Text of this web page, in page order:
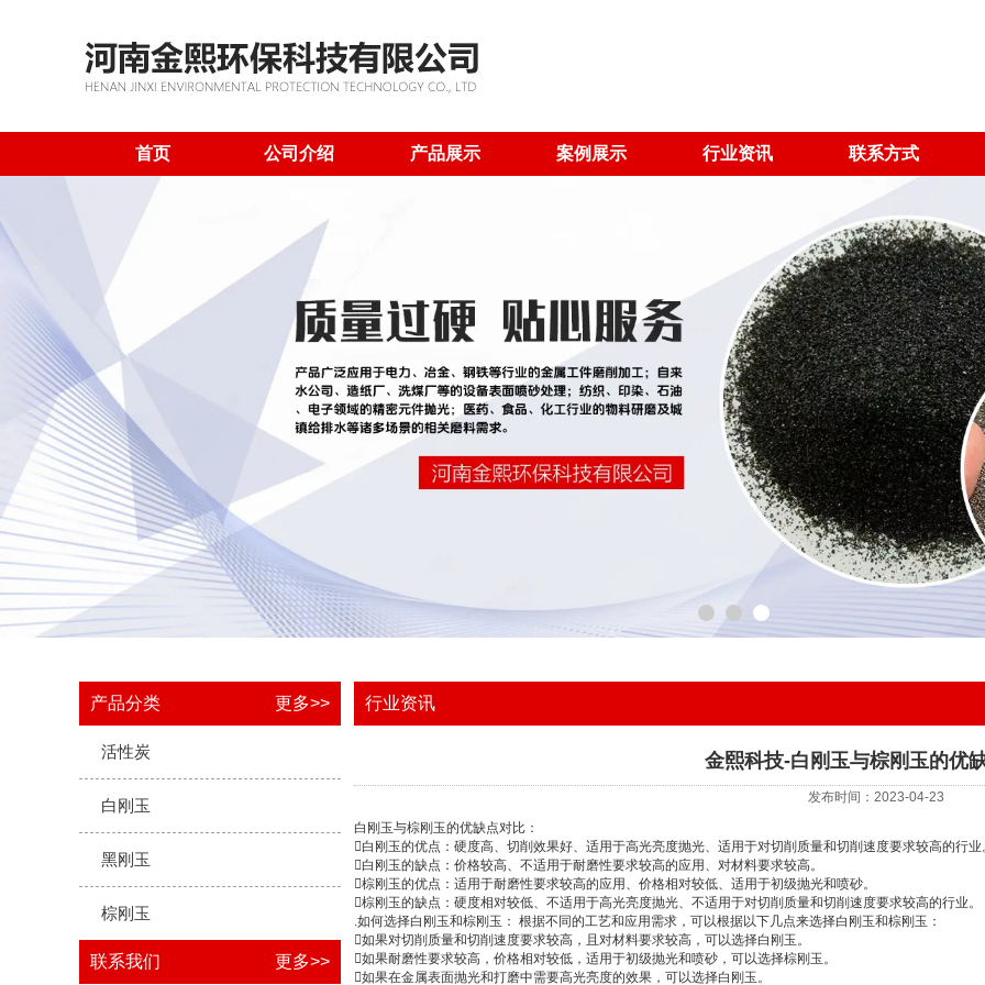
首页 公司介绍 产品展示 案例展示 行业资讯 联系方式
产品分类 更多>>
活性炭
白刚玉
黑刚玉
棕刚玉
联系我们 更多>>
行业资讯
金熙科技-白刚玉与棕刚玉的优
发布时间：2023-04-23
白刚玉与棕刚玉的优缺点对比：
白刚玉的优点：硬度高、切削效果好、适用于高光亮度抛光、适用于对切削质量和切削速度要求较高的行业
白刚玉的缺点：价格较高、不适用于耐磨性要求较高的应用、对材料要求较高。
棕刚玉的优点：适用于耐磨性要求较高的应用、价格相对较低、适用于初级抛光和喷砂。
棕刚玉的缺点：硬度相对较低、不适用于高光亮度抛光、不适用于对切削质量和切削速度要求较高的行业。
.如何选择白刚玉和棕刚玉： 根据不同的工艺和应用需求，可以根据以下几点来选择白刚玉和棕刚玉：
如果对切削质量和切削速度要求较高，且对材料要求较高，可以选择白刚玉。
如果耐磨性要求较高，价格相对较低，适用于初级抛光和喷砂，可以选择棕刚玉。
如果在金属表面抛光和打磨中需要高光亮度的效果，可以选择白刚玉。